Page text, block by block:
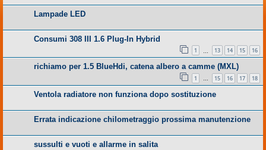
Lampade LED
Consumi 308 III 1.6 Plug-In Hybrid
1 13 14 15 16
richiamo per 1.5 BlueHdi, catena albero a camme (MXL)
1 … 15 16 17 18
Ventola radiatore non funziona dopo sostituzione
Errata indicazione chilometraggio prossima manutenzione
sussulti e vuoti e allarme in salita